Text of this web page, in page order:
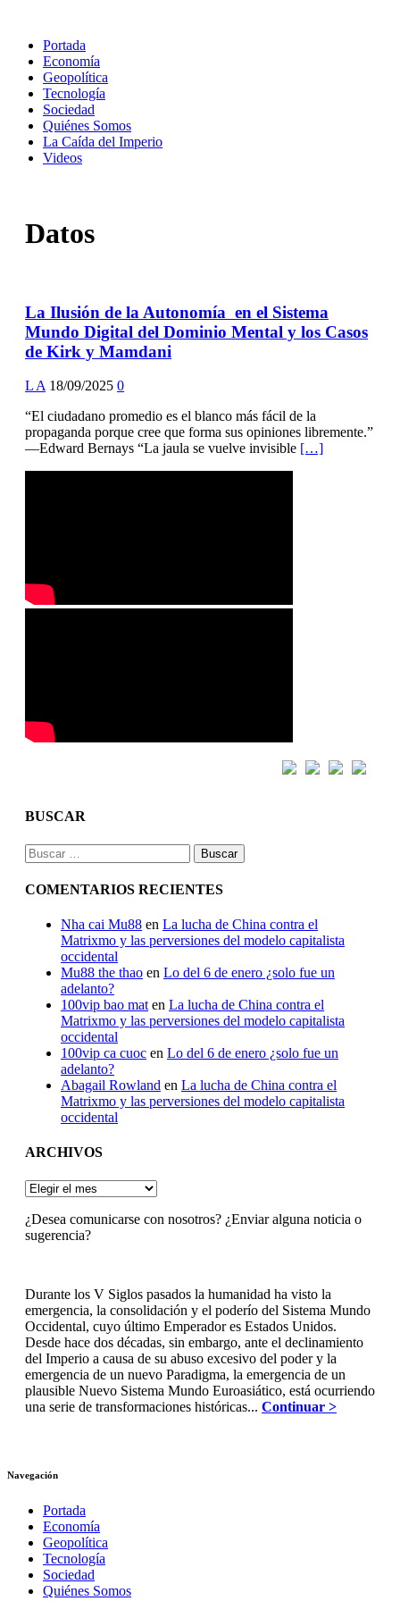
Portada
Economía
Geopolítica
Tecnología
Sociedad
Quiénes Somos
La Caída del Imperio
Videos
Datos
La Ilusión de la Autonomía en el Sistema
Mundo Digital del Dominio Mental y los Casos
de Kirk y Mamdani
L A 18/09/2025 0
“El ciudadano promedio es el blanco más fácil de la
propaganda porque cree que forma sus opiniones libremente.”
—Edward Bernays “La jaula se vuelve invisible […]
BUSCAR
Buscar:
COMENTARIOS RECIENTES
Nha cai Mu88 en La lucha de China contra el
Matrixmo y las perversiones del modelo capitalista
occidental
Mu88 the thao en Lo del 6 de enero ¿solo fue un
adelanto?
100vip bao mat en La lucha de China contra el
Matrixmo y las perversiones del modelo capitalista
occidental
100vip ca cuoc en Lo del 6 de enero ¿solo fue un
adelanto?
Abagail Rowland en La lucha de China contra el
Matrixmo y las perversiones del modelo capitalista
occidental
ARCHIVOS
ARCHIVOS
¿Desea comunicarse con nosotros? ¿Enviar alguna noticia o
sugerencia?
Durante los V Siglos pasados la humanidad ha visto la
emergencia, la consolidación y el poderío del Sistema Mundo
Occidental, cuyo último Emperador es Estados Unidos.
Desde hace dos décadas, sin embargo, ante el declinamiento
del Imperio a causa de su abuso excesivo del poder y la
emergencia de un nuevo Paradigma, la emergencia de un
plausible Nuevo Sistema Mundo Euroasiático, está ocurriendo
una serie de transformaciones históricas... Continuar >
Navegación
Portada
Economía
Geopolítica
Tecnología
Sociedad
Quiénes Somos